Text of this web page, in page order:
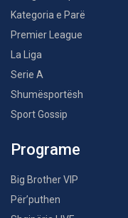
Kategoria e Parë
Premier League
La Liga
Serie A
Shumësportësh
Sport Gossip
Programe
Big Brother VIP
Për’puthen